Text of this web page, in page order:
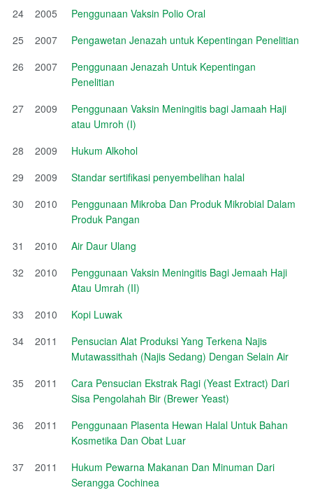
24
2005
Penggunaan Vaksin Polio Oral
25
2007
Pengawetan Jenazah untuk Kepentingan Penelitian
26
2007
Penggunaan Jenazah Untuk Kepentingan
Penelitian
27
2009
Penggunaan Vaksin Meningitis bagi Jamaah Haji
atau Umroh (I)
28
2009
Hukum Alkohol
29
2009
Standar sertifikasi penyembelihan halal
30
2010
Penggunaan Mikroba Dan Produk Mikrobial Dalam
Produk Pangan
31
2010
Air Daur Ulang
32
2010
Penggunaan Vaksin Meningitis Bagi Jemaah Haji
Atau Umrah (II)
33
2010
Kopi Luwak
34
2011
Pensucian Alat Produksi Yang Terkena Najis
Mutawassithah (Najis Sedang) Dengan Selain Air
35
2011
Cara Pensucian Ekstrak Ragi (Yeast Extract) Dari
Sisa Pengolahah Bir (Brewer Yeast)
36
2011
Penggunaan Plasenta Hewan Halal Untuk Bahan
Kosmetika Dan Obat Luar
37
2011
Hukum Pewarna Makanan Dan Minuman Dari
Serangga Cochinea